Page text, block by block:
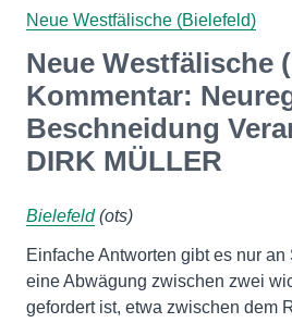
Neue Westfälische (Bielefeld)
Neue Westfälische
Kommentar:
Beschneidung
DIRK MÜLLER
Bielefeld(ots)
Einfache Antworten gibt es nur
eine Abwägung zwischen zwei
gefordert ist, etwa zwischen dem